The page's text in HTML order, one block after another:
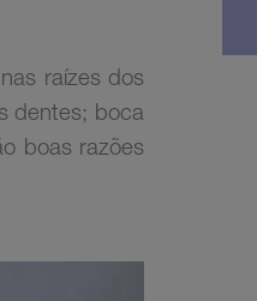
raízes dos
dentes; boca
boas razões